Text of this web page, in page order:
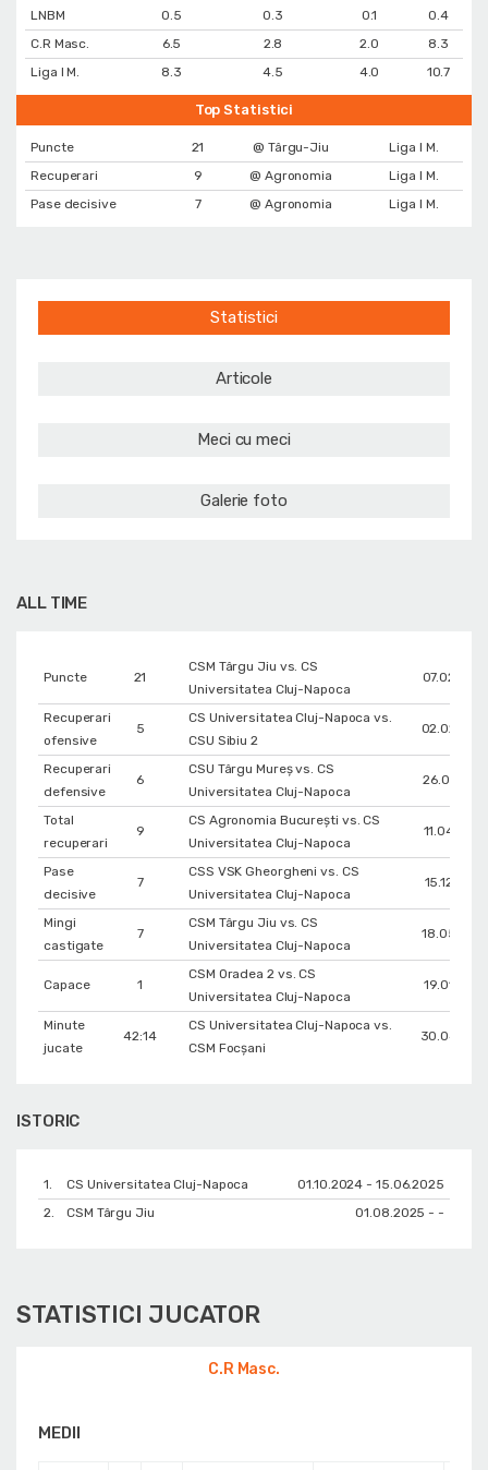
LNBM
0.5 0.3 0.1
0.4
C.R Masc.
6.5 2.8 2.0
8.3
Liga I M.
8.3 4.5 4.0 10.7
Top Statistici
Puncte 21 @ Târgu-Jiu
Liga I M.
Recuperari
9 @ Agronomia
Liga I M.
Pase decisive
7 @ Agronomia Liga I M.
Statistici
Articole
Meci cu meci
Galerie foto
ALL TIME
Puncte 21
CSM Târgu Jiu vs. CS
Universitatea Cluj-Napoca
Recuperari
ofensive
5
CS Universitatea Cluj-Napoca vs.
CSU Sibiu 2
Recuperari
defensive
6
CSU Târgu Mureș vs. CS
Universitatea Cluj-Napoca
Total
recuperari
9
CS Agronomia București vs. CS
Universitatea Cluj-Napoca
Pase
decisive
7
CSS VSK Gheorgheni vs. CS
Universitatea Cluj-Napoca
15.12.2024
Mingi
castigate
7
CSM Târgu Jiu vs. CS
Universitatea Cluj-Napoca
Capace 1
CSM Oradea 2 vs. CS
Universitatea Cluj-Napoca
19.01.2025
Minute
jucate
42:14
CS Universitatea Cluj-Napoca vs.
CSM Focșani
ISTORIC
1. CS Universitatea Cluj-Napoca
01.10.2024 - 15.06.2025
2.
CSM Târgu Jiu 01.08.2025 - -
STATISTICI JUCATOR
C.R Masc.
MEDII